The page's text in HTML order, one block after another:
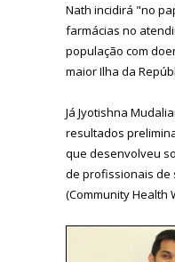
Nath incidirá "no
farmácias no
população com
maior Ilha da
Já Jyotishna
resultados
que desenvolveu
de profissionais de
(Community Health